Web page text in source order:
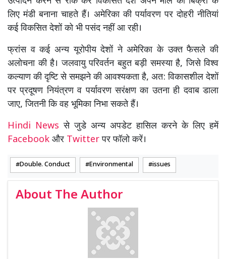
लिए मंडी बनाना चाहते हैं। अमेरिका की पर्यावरण पर दोहरी नीतियां
कई विकसित देशों को भी पसंद नहीं आ रही।
फ्रांस व कई अन्य यूरोपीय देशों ने अमेरिका के उक्त फैसले की
अलोचना की है। जलवायु परिवर्तन बहुत बड़ी समस्या है, जिसे विश्व
कल्याण की दृष्टि से समझने की आवश्यकता है, अत: विकासशील देशों
पर प्रदूषण नियंत्रण व पर्यावरण सरंक्षण का उतना ही दवाब डाला
जाए, जितनी कि वह भूमिका निभा सकते हैं।
Hindi Newsसे जुडे अन्य अपडेट हासिल करने के लिए हमें
Facebook और Twitterपर फॉलो करें।
Double. Conduct Environmental issues
About The Author